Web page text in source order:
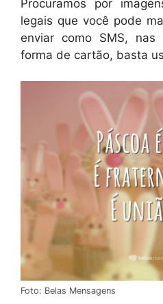
Procuramos por
legais que você pode
enviar como SMS,
forma de cartão, basta
Foto: Belas Mensagens